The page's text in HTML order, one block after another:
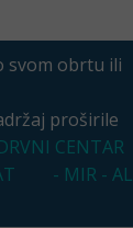
svom obrtu ili
proširile
CENTAR
- MIR - AL